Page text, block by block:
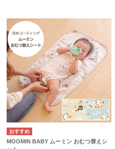
MOOMIN BABY ムーミン おむつ替えシ